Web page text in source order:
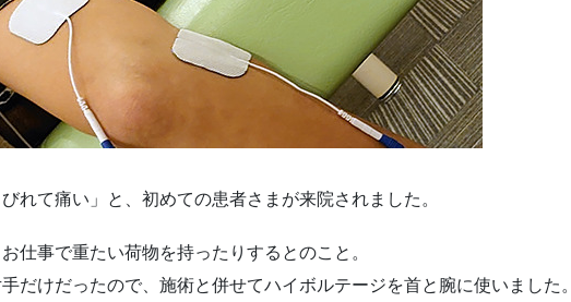
れて痛い」と、初めての患者さまが来院されました。
仕事で重たい荷物を持ったりするとのこと。
だけだったので、施術と併せてハイボルテージを首と腕に使いました。